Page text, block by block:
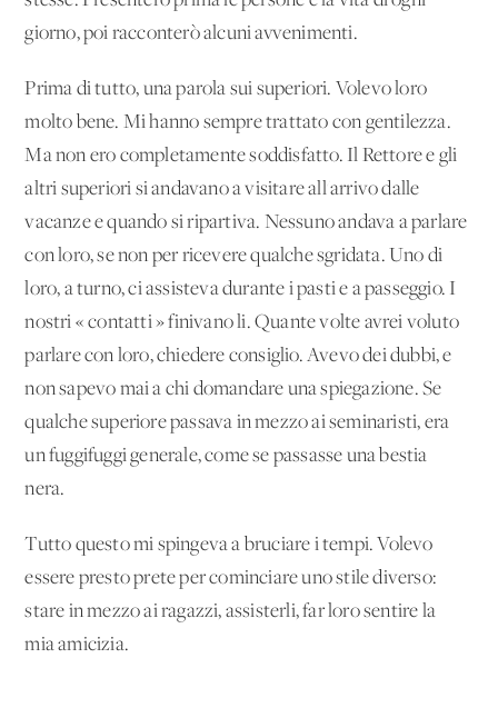
giorno, poi racconterò alcuni avvenimenti.
Prima di tutto, una parola sui superiori. Volevo loro
molto bene. Mi hanno sempre trattato con gentilezza.
Ma non ero completamente soddisfatto. Il Rettore e gli
altri superiori si andavano a visitare all'arrivo dalle
vacanze e quando si ripartiva. Nessuno andava a parlare
con loro, se non per ricevere qualche sgridata. Uno di
loro, a turno, ci assisteva durante i pasti e a passeggio. I
nostri « contatti » finivano li. Quante volte avrei voluto
parlare con loro, chiedere consiglio. Avevo dei dubbi, e
non sapevo mai a chi domandare una spiegazione. Se
qualche superiore passava in mezzo ai seminaristi, era
un fuggifuggi generale, come se passasse una bestia
nera.
Tutto questo mi spingeva a bruciare i tempi. Volevo
essere presto prete per cominciare uno stile diverso:
stare in mezzo ai ragazzi, assisterli, far loro sentire la
mia amicizia.